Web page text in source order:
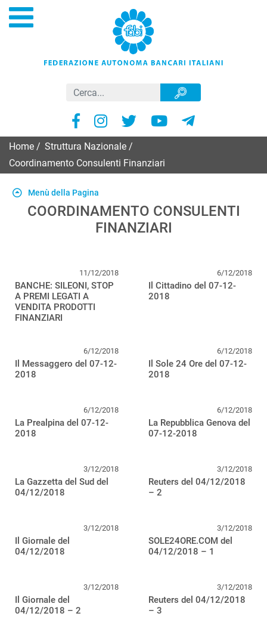
Home Struttura Nazionale
Coordinamento Consulenti Finanziari
Menù della Pagina
COORDINAMENTO CONSULENTI
FINANZIARI
11/12/2018
BANCHE: SILEONI, STOP
A PREMI LEGATI A
VENDITA PRODOTTI
FINANZIARI
6/12/2018
Il Cittadino del 07-12-
2018
6/12/2018
Il Messaggero del 07-12-
2018
6/12/2018
Il Sole 24 Ore del 07-12-
2018
6/12/2018
La Prealpina del 07-12-
2018
6/12/2018
La Repubblica Genova del
07-12-2018
3/12/2018
La Gazzetta del Sud del
04/12/2018
3/12/2018
Reuters del 04/12/2018
– 2
3/12/2018
Il Giornale del
04/12/2018
3/12/2018
SOLE24ORE.COM del
04/12/2018 – 1
3/12/2018
Il Giornale del
04/12/2018 – 2
3/12/2018
Reuters del 04/12/2018
– 3